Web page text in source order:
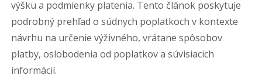
výšku a podmienky platenia. Tento článok poskytuje
podrobný prehľad o súdnych poplatkoch v kontexte
návrhu na určenie výživného, vrátane spôsobov
platby, oslobodenia od poplatkov a súvisiacich
informácií.